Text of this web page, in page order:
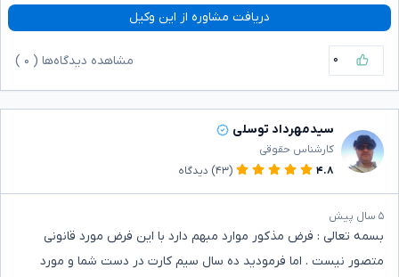
دریافت مشاوره از این وکیل
۰ مشاهده دیدگاه‌ها ( ۰
سیدمهرداد توسلی
کارشناس حقوقی
۴.۸
(۴۳) دیدگاه
۵ سال پیش
بسمه تعالی : فرض مذکور موارد مبهم دارد با این فرض مورد قانونی
متصور نیست . اما فرمودید ده سال سیم کارت در دست شما و مورد